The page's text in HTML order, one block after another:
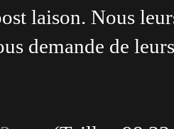
laison. Nous
demande de